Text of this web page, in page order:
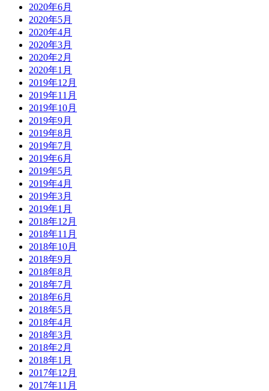
2020年6月
2020年5月
2020年4月
2020年3月
2020年2月
2020年1月
2019年12月
2019年11月
2019年10月
2019年9月
2019年8月
2019年7月
2019年6月
2019年5月
2019年4月
2019年3月
2019年1月
2018年12月
2018年11月
2018年10月
2018年9月
2018年8月
2018年7月
2018年6月
2018年5月
2018年4月
2018年3月
2018年2月
2018年1月
2017年12月
2017年11月